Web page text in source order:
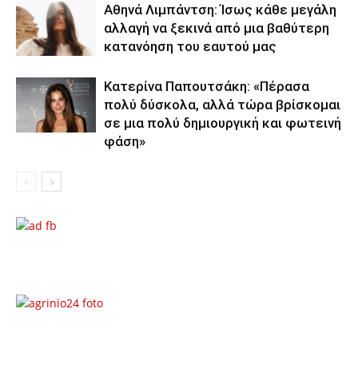
Αθηνά Λιμπάντση: Ίσως κάθε μεγάλη
αλλαγή να ξεκινά από μια βαθύτερη
κατανόηση του εαυτού μας
Κατερίνα Παπουτσάκη: «Πέρασα
πολύ δύσκολα, αλλά τώρα βρίσκομαι
σε μια πολύ δημιουργική και φωτεινή
φάση»